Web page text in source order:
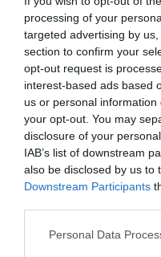
processing of your
targeted advertising by
section to confirm your
opt-out request is
interest-based ads based
us or personal
your opt-out. You may
disclosure of your
IAB’s list of downstream
also be disclosed by us to
Downstream Participants
Please note that this
Personal Data